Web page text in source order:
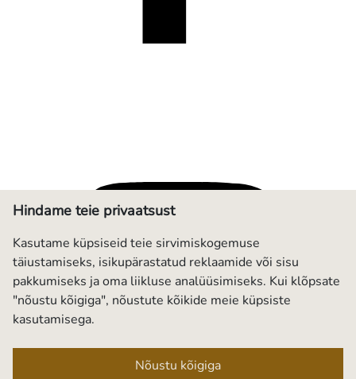
Hindame teie privaatsust
Kasutame küpsiseid teie sirvimiskogemuse
täiustamiseks, isikupärastatud reklaamide või sisu
pakkumiseks ja oma liikluse analüüsimiseks. Kui klõpsate
"nõustu kõigiga", nõustute kõikide meie küpsiste
kasutamisega.
Nõustu kõigiga